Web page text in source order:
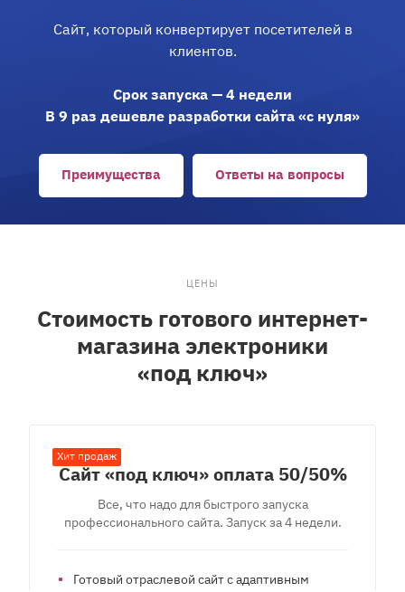
Сайт, который конвертирует посетителей в
клиентов.
Срок запуска — 4 недели
В 9 раз дешевле разработки сайта «с нуля»
Преимущества Ответы на вопросы
ЦЕНЫ
Стоимость готового интернет-
магазина электроники
«под ключ»
Хит продаж
Сайт «под ключ» оплата 50/50%
Все, что надо для быстрого запуска
профессионального сайта. Запуск за 4 недели.
Готовый отраслевой сайт с адаптивным